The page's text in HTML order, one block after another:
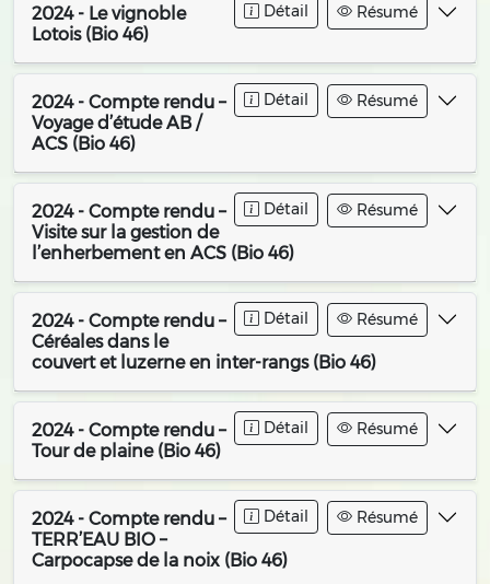
Détail Résumé
2024 - Le vignoble
Lotois (Bio 46)
Détail Résumé
2024 - Compte rendu –
Voyage d’étude AB /
ACS (Bio 46)
Détail Résumé
2024 - Compte rendu –
Visite sur la gestion de
l’enherbement en ACS (Bio 46)
Détail Résumé
2024 - Compte rendu –
Céréales dans le
couvert et luzerne en inter-rangs (Bio 46)
Détail Résumé
2024 - Compte rendu –
Tour de plaine (Bio 46)
Détail Résumé
2024 - Compte rendu –
TERR’EAU BIO –
Carpocapse de la noix (Bio 46)